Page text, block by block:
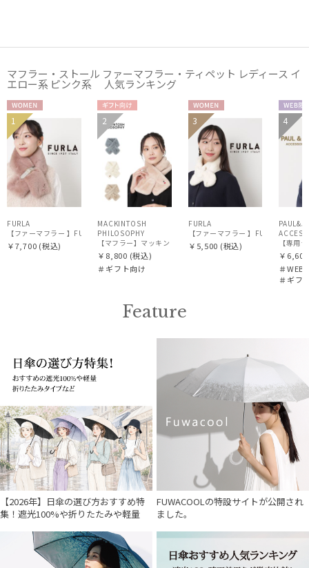
入荷状況
マフラー・ストール ファーマフラー・ティペット レディース イ
エロー系 ピンク系 人気ランキング
WOME
N
1
FURLA
【ファーマフラー 】FURLA（フルラ）ベルト差し込みファーティペット アーチロゴ フェイ
￥7,700 (税込)
ギフト
向け
WOME
N
2
MACKINTOSH
PHILOSOPHY
【マフラー】マッキントッシュ フィロソフィー
￥8,800 (税込)
＃ギフト向け
WOME
N
3
FURLA
￥5,500 (税込)
WEB
定
ギフト
向け
4
【専用
￥6,600
＃WEB
＃ギフ
Feature
【2026年】日傘の選び方おすすめ特
集！遮光100%や折りたたみや軽量
FUWACOOLの特設サイトが公開され
ました。